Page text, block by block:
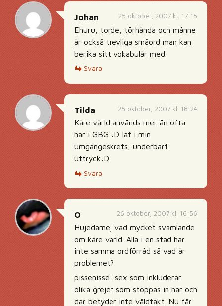
25 oktober, 2007 kl. 17:15
Johan
Ehuru, torde, törhända och månne
är också trevliga småord man kan
berika sitt vokabulär med.
Svara
25 oktober, 2007 kl. 18:24
Tilda
Käre värld används mer än ofta
här i GBG :D Iaf i min
umgängeskrets, underbart
uttryck:D
Svara
26 oktober, 2007 kl. 16:56
O
Hujedamej vad mycket svamlande
om käre värld. Alla i en stad har
inte samma ordförråd så vad är
problemet?
pissenisse: sex som inkluderar
olika grejer som stoppas in här och
där betyder inte våldtäkt. Nu får